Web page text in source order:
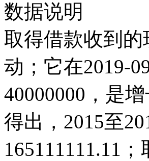
数据说明
取得借款收到的
动；它在2019-
40000000，是
得出，2015至
165111111.11